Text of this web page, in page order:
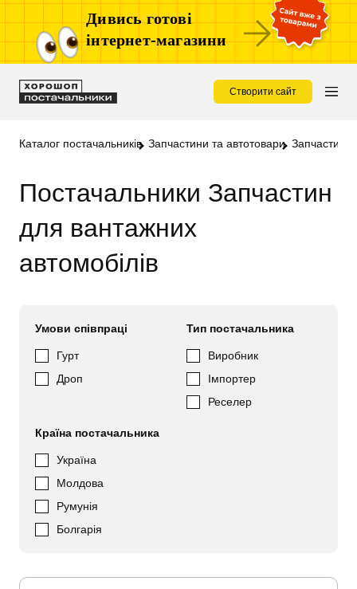
Дивись готові
інтернет-магазини
Створити сайт
Каталог постачальників Запчастини та автотовари Запчастини
Постачальники Запчастин
для вантажних
автомобілів
Умови співпраці
Гурт
Дроп
Тип постачальника
Виробник
Імпортер
Реселер
Країна постачальника
Україна
Молдова
Румунія
Болгарія